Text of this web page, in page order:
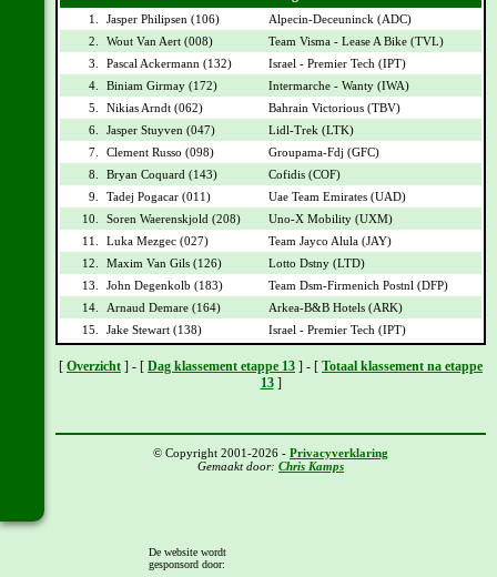
1. Jasper Philipsen (106)
Alpecin-Deceuninck (ADC)
2.
Wout Van Aert (008)
Team Visma - Lease A Bike (TVL)
3.
Pascal Ackermann (132)
Israel - Premier Tech (IPT)
4.
Biniam Girmay (172)
Intermarche - Wanty (IWA)
5.
Nikias Arndt (062)
Bahrain Victorious (TBV)
6.
Jasper Stuyven (047)
Lidl-Trek (LTK)
7.
Clement Russo (098)
Groupama-Fdj (GFC)
8.
Bryan Coquard (143)
Cofidis (COF)
9.
Tadej Pogacar (011)
Uae Team Emirates (UAD)
10.
Soren Waerenskjold (208)
Uno-X Mobility (UXM)
11.
Luka Mezgec (027)
Team Jayco Alula (JAY)
12.
Maxim Van Gils (126)
Lotto Dstny (LTD)
13.
John Degenkolb (183)
Team Dsm-Firmenich Postnl (DFP)
14.
Arnaud Demare (164)
Arkea-B&B Hotels (ARK)
15.
Jake Stewart (138) Israel - Premier Tech (IPT)
[ Overzicht ] - [ Dag klassement etappe 13 ] - [ Totaal klassement na etappe
13]
© Copyright 2001-2026 - Privacyverklaring
Gemaakt door: Chris Kamps
De website wordt
gesponsord door: